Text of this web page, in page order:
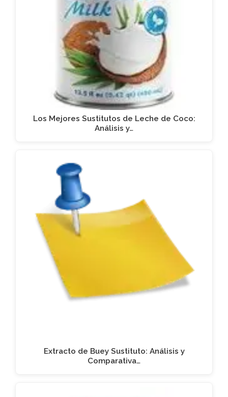
Los Mejores Sustitutos de Leche de Coco:
Análisis y…
Extracto de Buey Sustituto: Análisis y
Comparativa…